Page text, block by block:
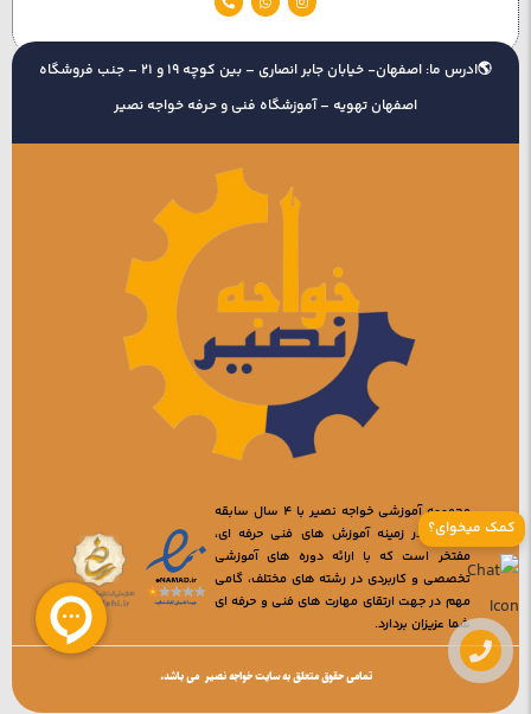
🌎ادرس ما: اصفهان- خیابان جابر انصاری – بین کوچه 19 و 21 – جنب فروشگاه
اصفهان تهویه – آموزشگاه فنی و حرفه خواجه نصیر
مجموعه آموزشی خواجه نصیر با 4 سال سابقه
فعالیت در زمینه آموزش های فنی حرفه ای،
مفتخر است که با ارائه دوره های آموزشی
تخصصی و کاربردی در رشته های مختلف، گامی
مهم در جهت ارتقای مهارت های فنی و حرفه ای
شما عزیزان بردارد.
تمامی حقوق متعلق به سایت خواجه نصیر می باشد.
کمک میخوای؟